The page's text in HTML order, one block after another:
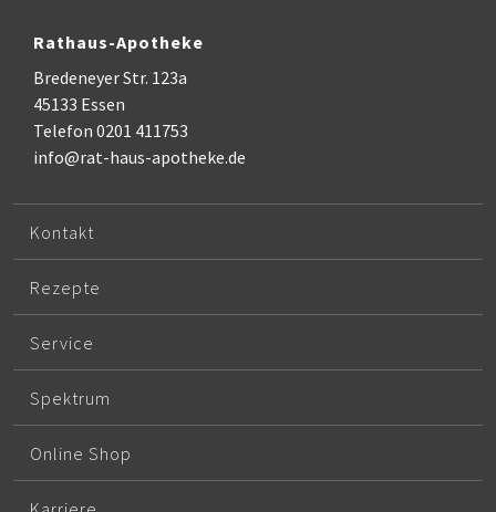
Rathaus-Apotheke
Bredeneyer Str. 123a
45133 Essen
Telefon 0201 411753
info@rat-haus-apotheke.de
Kontakt
Rezepte
Service
Spektrum
Online Shop